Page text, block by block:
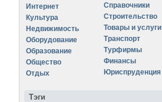
Интернет
Культура
Недвижимость
Оборудование
Образование
Общество
Отдых
Справочники
Строительство
Товары и услуги
Транспорт
Турфирмы
Финансы
Юриспруденция
Тэги